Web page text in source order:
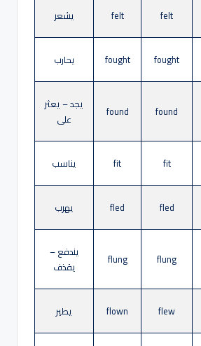
felt
felt يشعر
fought
fought يحارب
found
found
يجد – يعثر
على
fit
fit يناسب
fled
fled يهرب
flung
flung
يندفع –
يقذف
flew
flown يطير